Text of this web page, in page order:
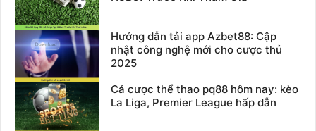
Hướng dẫn tải app Azbet88: Cập
nhật công nghệ mới cho cược thủ
2025
Cá cược thể thao pq88 hôm nay: kèo
La Liga, Premier League hấp dẫn